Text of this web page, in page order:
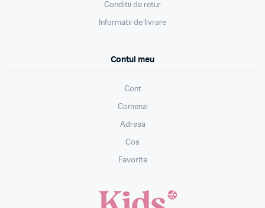
Conditii de retur
Informatii de livrare
Contul meu
Cont
Comenzi
Adresa
Cos
Favorite